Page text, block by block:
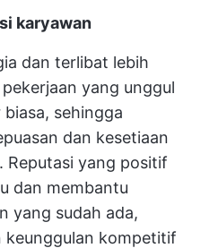
karyawan
dan terlibat lebih
yang unggul
sehingga
dan kesetiaan
Reputasi yang positif
dan membantu
yang sudah ada,
keunggulan kompetitif